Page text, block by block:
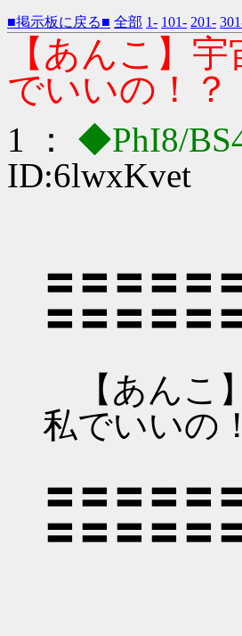
■掲示板に戻る■ 全部 1- 101- 201-
【あんこ】
でいいの！
1 ： ◆PhI8/
ID:6lwxKvet
〓〓〓〓〓
〓〓〓〓〓
【あんこ
私でいいの
〓〓〓〓〓
〓〓〓〓〓